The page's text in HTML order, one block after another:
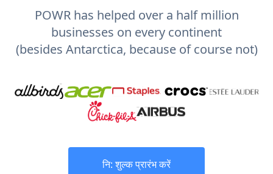
POWR has helped over a half million
businesses on every continent
(besides Antarctica, because of course not)
नि: शुल्क प्रारंभ करें